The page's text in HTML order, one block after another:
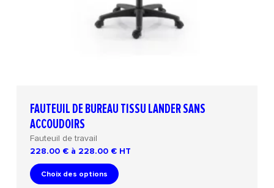
FAUTEUIL DE BUREAU TISSU LANDER SANS
ACCOUDOIRS
Fauteuil de travail
228.00 € à 228.00 € HT
Choix des options